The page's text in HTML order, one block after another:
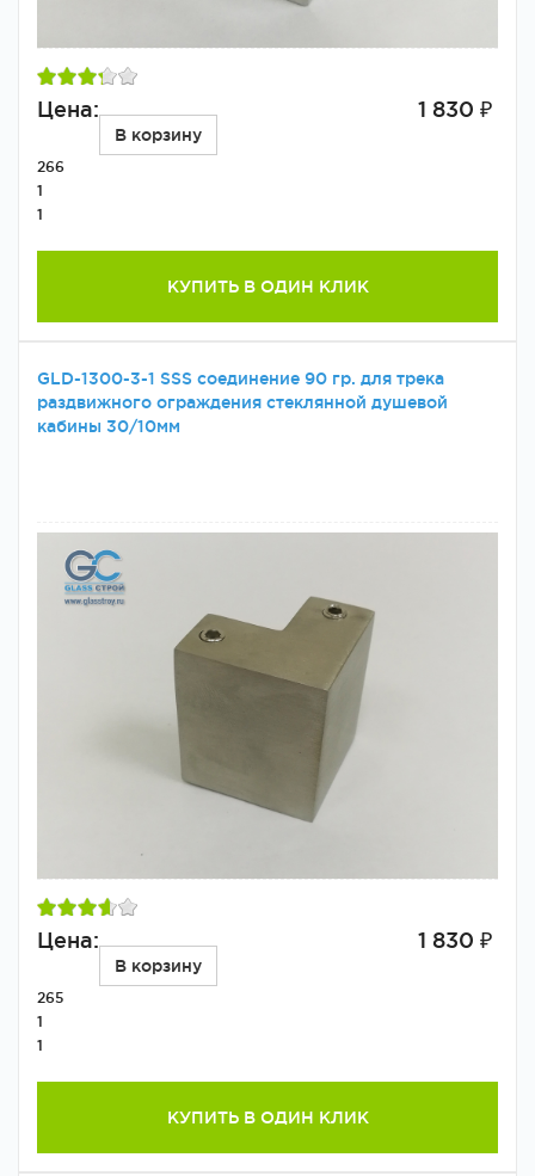
Цена: 1 830 ₽
В корзину
266
1
1
КУПИТЬ В ОДИН КЛИК
GLD-1300-3-1 SSS соединение 90 гр. для трека
раздвижного ограждения стеклянной душевой
кабины 30/10мм
Цена: 1 830 ₽
В корзину
265
1
1
КУПИТЬ В ОДИН КЛИК